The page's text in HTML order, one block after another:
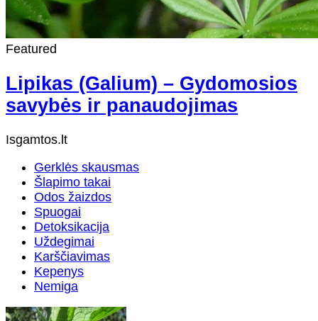
Featured
Lipikas (Galium) – Gydomosios
savybės ir panaudojimas
Isgamtos.lt
Gerklės skausmas
Šlapimo takai
Odos žaizdos
Spuogai
Detoksikacija
Uždegimai
Karščiavimas
Kepenys
Nemiga